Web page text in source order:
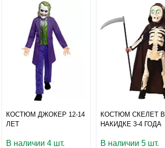
КОСТЮМ ДЖОКЕР 12-14
ЛЕТ
В наличии 4 шт.
КОСТЮМ СКЕЛЕТ В
НАКИДКЕ 3-4 ГОДА
В наличии 5 шт.